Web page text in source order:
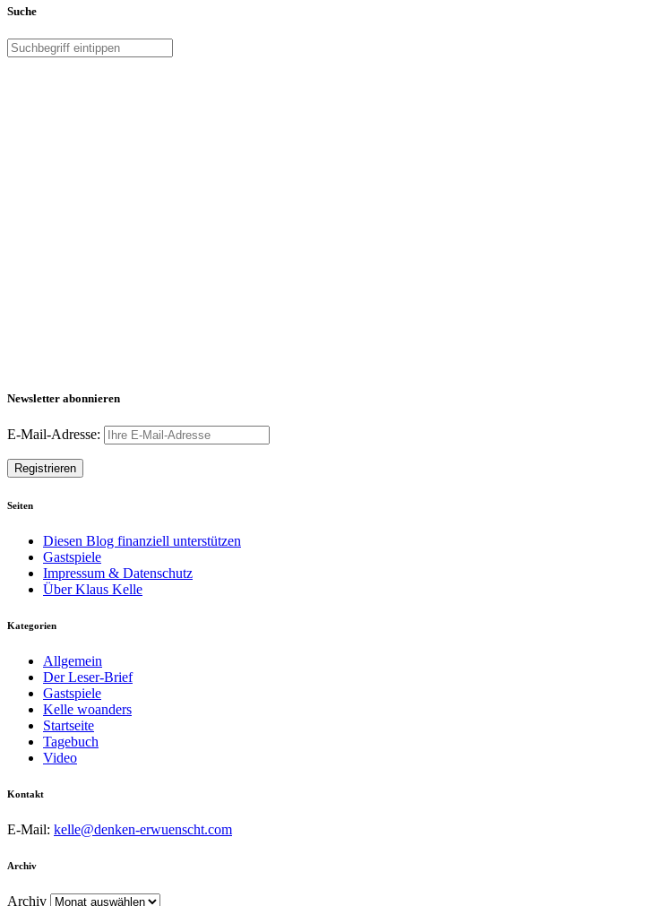
Suche
Newsletter abonnieren
E-Mail-Adresse:
Seiten
Diesen Blog finanziell unterstützen
Gastspiele
Impressum & Datenschutz
Über Klaus Kelle
Kategorien
Allgemein
Der Leser-Brief
Gastspiele
Kelle woanders
Startseite
Tagebuch
Video
Kontakt
E-Mail: kelle@denken-erwuenscht.com
Archiv
Archiv